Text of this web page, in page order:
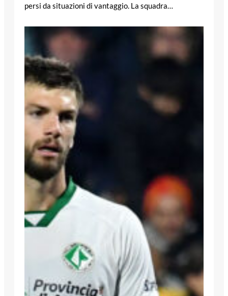
persi da situazioni di vantaggio. La squadra…